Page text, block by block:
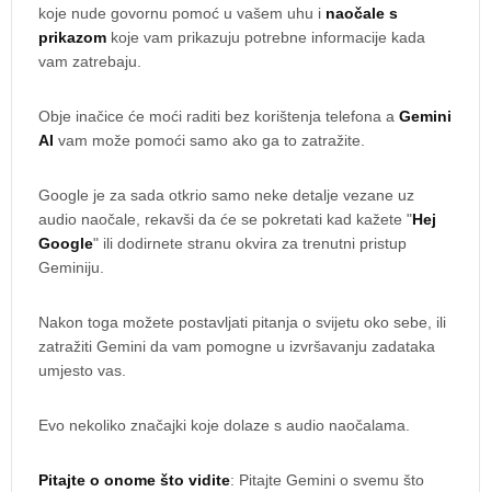
koje nude govornu pomoć u vašem uhu i naočale s
prikazom koje vam prikazuju potrebne informacije kada
vam zatrebaju.
Obje inačice će moći raditi bez korištenja telefona a Gemini
AI vam može pomoći samo ako ga to zatražite.
Google je za sada otkrio samo neke detalje vezane uz
audio naočale, rekavši da će se pokretati kad kažete "Hej
Google" ili dodirnete stranu okvira za trenutni pristup
Geminiju.
Nakon toga možete postavljati pitanja o svijetu oko sebe, ili
zatražiti Gemini da vam pomogne u izvršavanju zadataka
umjesto vas.
Evo nekoliko značajki koje dolaze s audio naočalama.
Pitajte o onome što vidite: Pitajte Gemini o svemu što